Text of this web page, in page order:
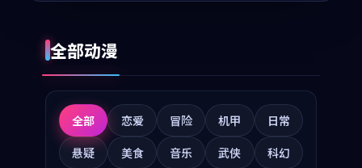
全部动漫
全部 恋爱 冒险 机甲
日常
悬疑
美食 音乐 武侠
科幻